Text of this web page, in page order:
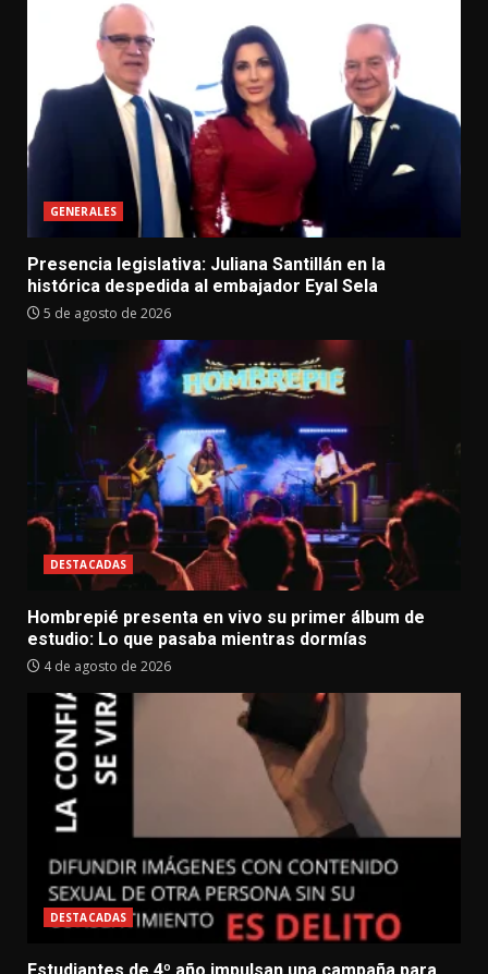
GENERALES
Presencia legislativa: Juliana Santillán en la
histórica despedida al embajador Eyal Sela
5 de agosto de 2026
DESTACADAS
Hombrepié presenta en vivo su primer álbum de
estudio: Lo que pasaba mientras dormías
4 de agosto de 2026
DESTACADAS
Estudiantes de 4º año impulsan una campaña para